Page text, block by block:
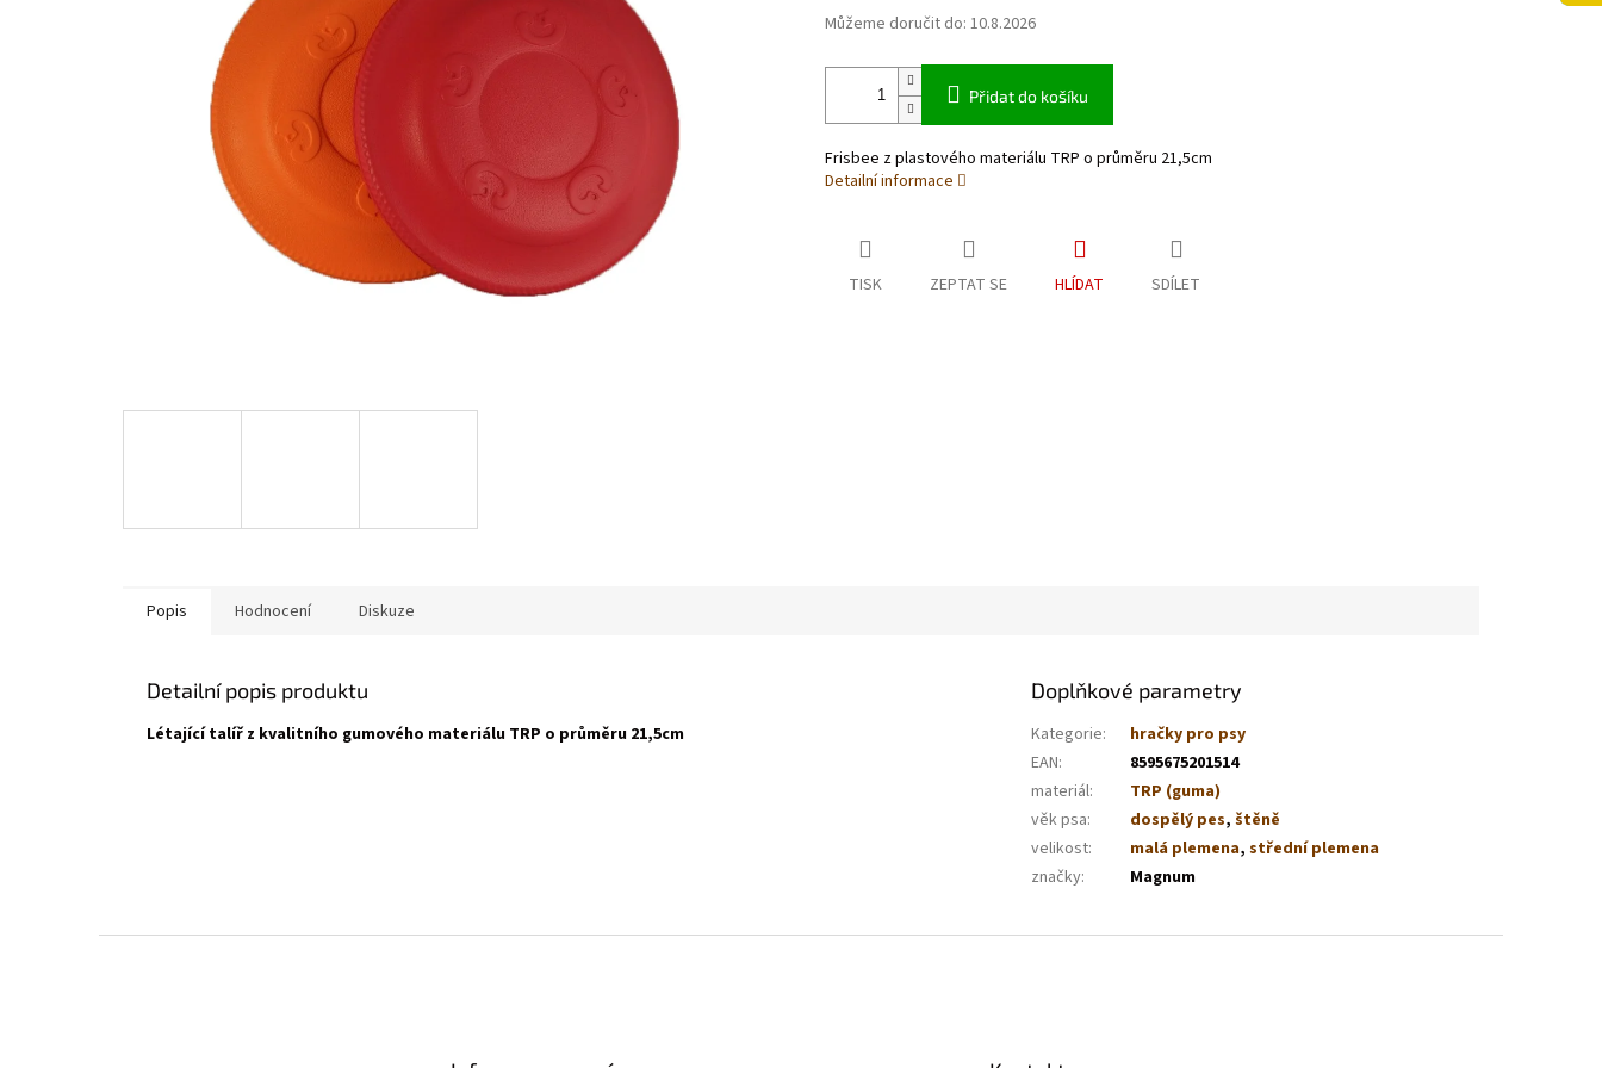
Můžeme doručit do: 10.8.2026
Přidat do košíku
Frisbee z plastového materiálu TRP o průměru 21,5cm
Detailní informace
TISK ZEPTAT SE HLÍDAT SDÍLET
Popis Hodnocení Diskuze
Detailní popis produktu
Létající talíř z kvalitního gumového materiálu TRP o průměru 21,5cm
Doplňkové parametry
Kategorie:
hračky pro psy
EAN:
8595675201514
materiál:
TRP (guma)
věk psa: dospělý pes,štěně
velikost: malá plemena,střední plemena
značky: Magnum